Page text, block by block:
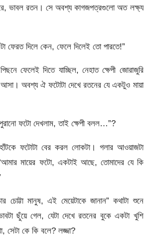
ভাবল রতন। সে অবশ্য কাগজপত্রগুলো অত লক্ষ্য
ফেরত দিলে কেন, ফেলে দিলেই তো পারতে!”
ফেলেই দিতে যাচ্ছিল, নেহাত ক্ষেপী জোরাজুরি
অবশ্য ঐ ফটোটা দেখে রতনের যে একটুও মায়া
ফটো দেখলাম, তাই ক্ষেপী বলল…”?
ফটোটা বের করল লোকটা। গলার আওয়াজটা
মায়ের ফটো, একটাই আছে, তোমাদের যে কি
মানুষ, এই মেয়েটাকে জানান” কথাটা শুনে
ছুঁয়ে গেল, যেটা দেখে রতনের বুকে একটা খুশি
সেটা কে কি বলে? লজ্জা?